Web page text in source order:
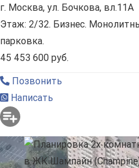
г. Москва, ул. Бочкова, вл.11А
Этаж: 2/32. Бизнес.
парковка.
45 453 600 руб.
Позвонить
Написать